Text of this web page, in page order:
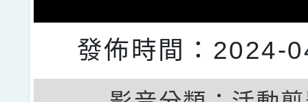
發佈時間：2024-